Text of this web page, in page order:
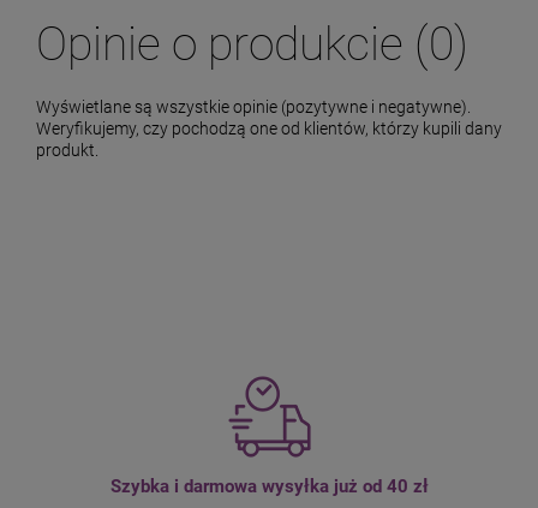
Opinie o produkcie (0)
Wyświetlane są wszystkie opinie (pozytywne i negatywne).
Weryfikujemy, czy pochodzą one od klientów, którzy kupili dany
produkt.
Szybka i darmowa wysyłka już od 40 zł